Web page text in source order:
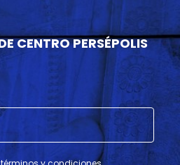
CENTRO PERSÉPOLIS